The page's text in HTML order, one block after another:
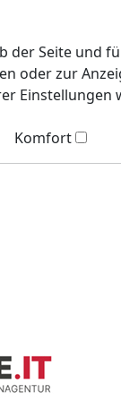
der Seite und
oder zur
Komfort